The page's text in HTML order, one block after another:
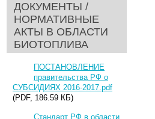
ДОКУМЕНТЫ /
НОРМАТИВНЫЕ
АКТЫ В ОБЛАСТИ
БИОТОПЛИВА
ПОСТАНОВЛЕНИЕ
правительства РФ о
СУБСИДИЯХ 2016-2017.pdf
(PDF, 186.59 КБ)
Стандарт РФ в области